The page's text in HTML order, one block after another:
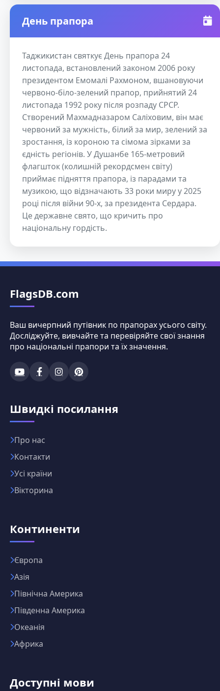
День прапора
Таджикистан святкує День прапора 24
листопада, встановлений законом 2006 року
президентом Емомалі Рахмоном, вшановуючи
червоно-біло-зелений прапор, прийнятий 24
листопада 1992 року після розпаду СРСР.
Створений Махмадназаром Саліховим, він має
червоний за мужність, білий за мир, зелений за
зростання, із короною та сімома зірками за
єдність регіонів. У Душанбе 165-метровий
флагшток (колишній рекордсмен світу)
приймає підняття прапора, із парадами та
музикою, що відзначають 33 роки миру у 2025
році після війни 90-х, за президента Сердара.
Це державне свято, що кричить про
національну гордість.
FlagsDB.com
Ваш вичерпний путівник по прапорах усього світу.
Досліджуйте, вивчайте та перевіряйте свої знання
про національні прапори та їх значення.
Швидкі посилання
Про нас
Контакти
Усі країни
Вікторина
Континенти
Європа
Азія
Північна Америка
Південна Америка
Океанія
Африка
Доступні мови